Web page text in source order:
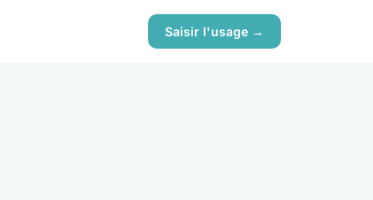
Saisir l'usage →